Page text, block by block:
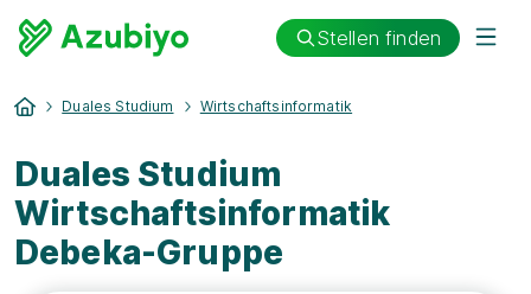
Stellen finden
Duales Studium Wirtschaftsinformatik
Duales Studium
Wirtschaftsinformatik
Debeka-Gruppe